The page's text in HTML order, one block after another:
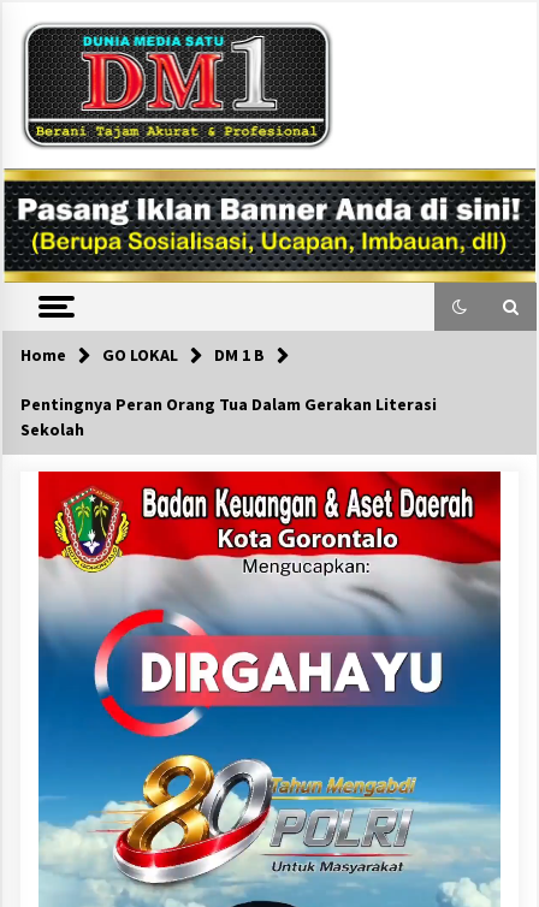
content
DM1
Home GO LOKAL DM 1 B
Pentingnya Peran Orang Tua Dalam Gerakan Literasi
Sekolah